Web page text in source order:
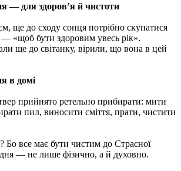
— для здоров’я й чистоти
ще до сходу сонця потрібно скупатися
«щоб бути здоровим увесь рік».
ще до світанку, вірили, що вона в цей
в домі
прийнято ретельно прибирати: мити
пил, виносити сміття, прати, чистити
Бо все має бути чистим до Страсної
— не лише фізично, а й духовно.